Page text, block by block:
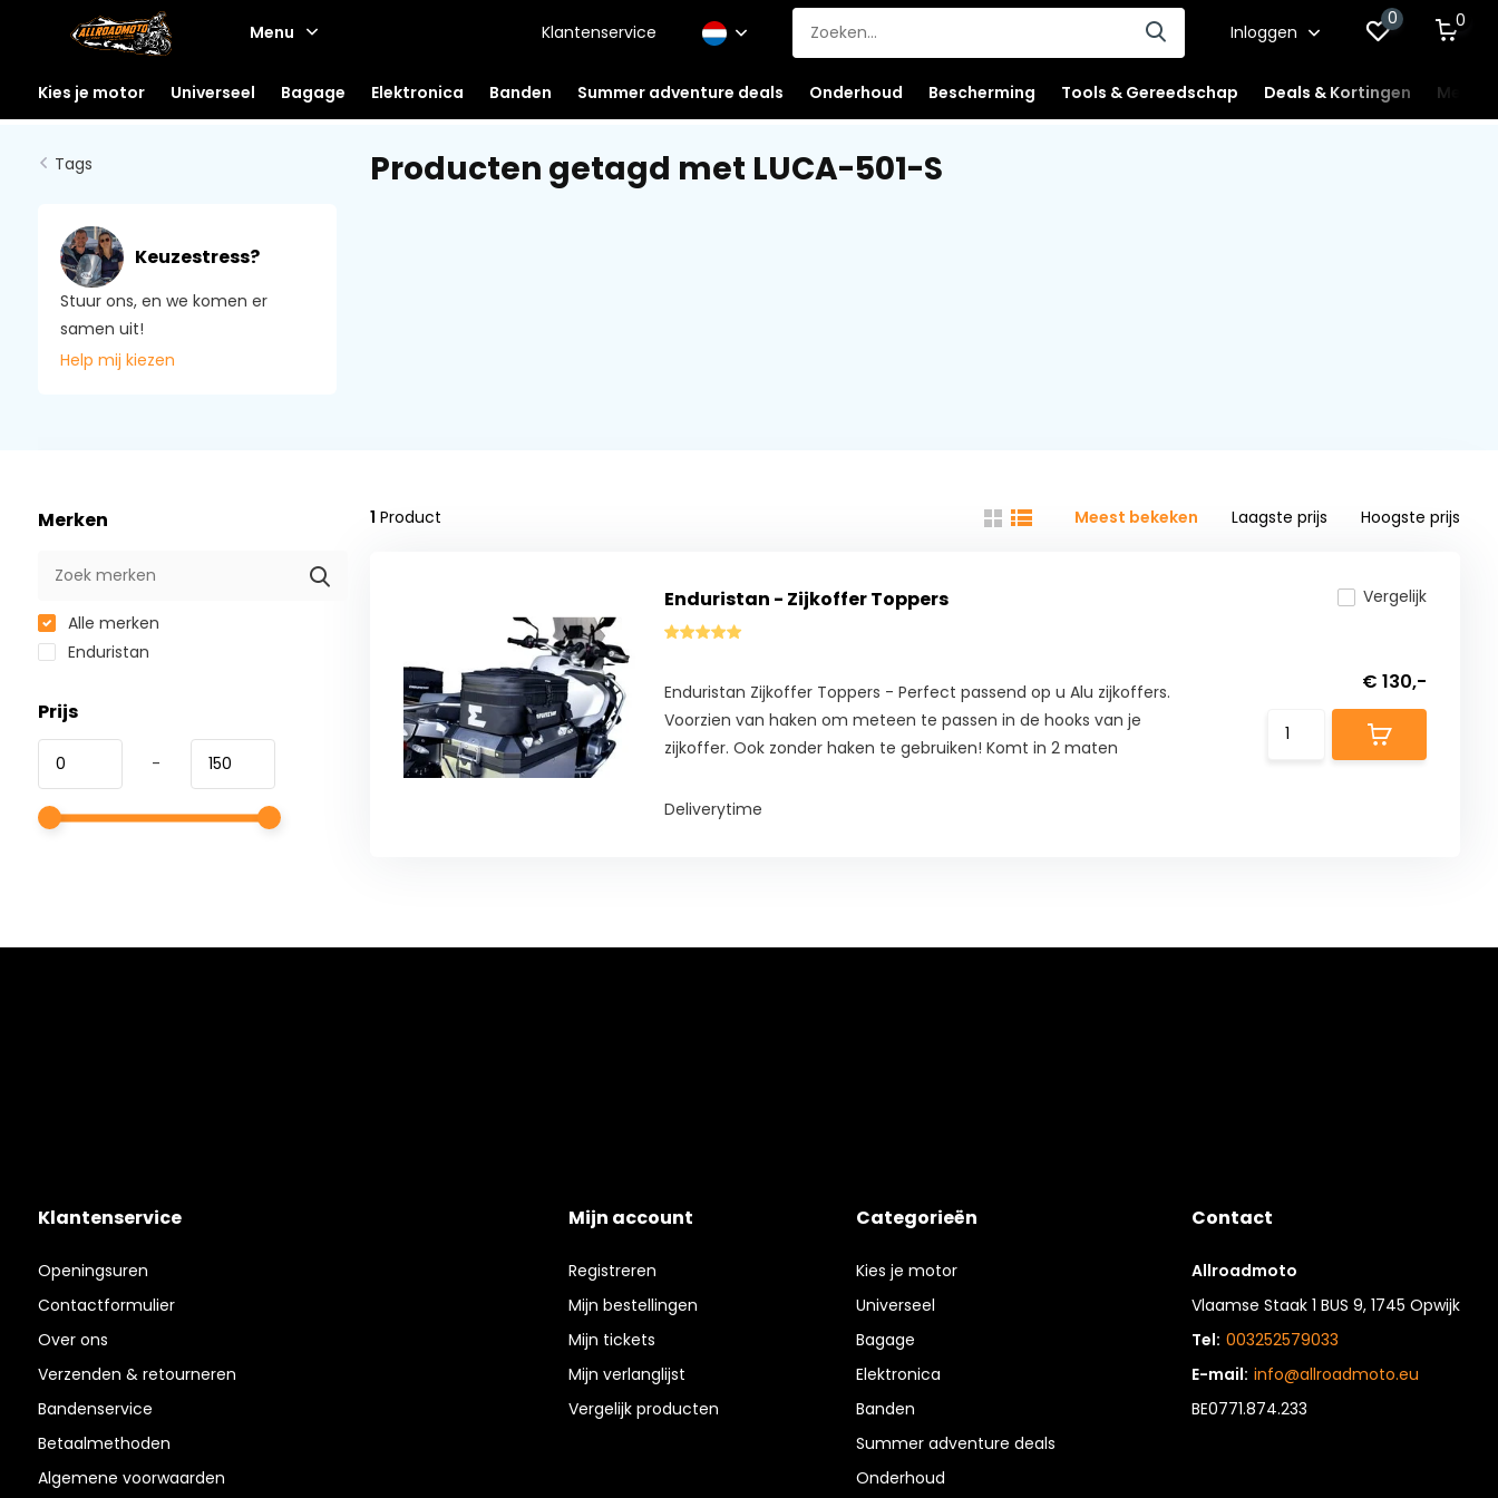
Menu Klantenservice Inloggen
0 0
Kies je motor Universeel Bagage Elektronica Banden Summer adventure deals Onderhoud Bescherming Tools & Gereedschap Deals & Kortingen
Tags
Keuzestress?
Stuur ons, en we komen er
samen uit!
Help mij kiezen
Producten getagd met LUCA-501-S
Merken
Alle merken
Enduristan
Prijs
-
1 Product Meest bekeken Laagste prijs Hoogste prijs
Enduristan - Zijkoffer Toppers
Enduristan Zijkoffer Toppers - Perfect passend op u Alu zijkoffers.
Voorzien van haken om meteen te passen in de hooks van je
zijkoffer. Ook zonder haken te gebruiken! Komt in 2 maten
Deliverytime
Vergelijk
€ 130,-
Klantenservice
Openingsuren
Contactformulier
Over ons
Verzenden & retourneren
Bandenservice
Betaalmethoden
Algemene voorwaarden
Mijn account
Registreren
Mijn bestellingen
Mijn tickets
Mijn verlanglijst
Vergelijk producten
Categorieën
Kies je motor
Universeel
Bagage
Elektronica
Banden
Summer adventure deals
Onderhoud
Contact
Allroadmoto
Vlaamse Staak 1 BUS 9, 1745 Opwijk
Tel: 003252579033
E-mail: info@allroadmoto.eu
BE0771.874.233